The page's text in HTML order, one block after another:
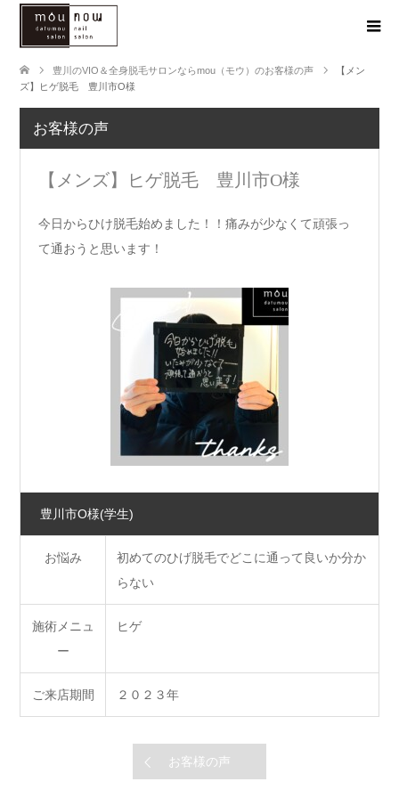
豊川のVIO＆全身脱毛サロンならmou（モウ）のお客様の声
【メン
ズ】ヒゲ脱毛 豊川市O様
お客様の声
【メンズ】ヒゲ脱毛 豊川市O様
今日からひけ脱毛始めました！！痛みが少なくて頑張っ
て通おうと思います！
豊川市O様(学生)
お悩み
初めてのひげ脱毛でどこに通って良いか分か
らない
施術メニュ
ー
ヒゲ
ご来店期間 ２０２３年
お客様の声